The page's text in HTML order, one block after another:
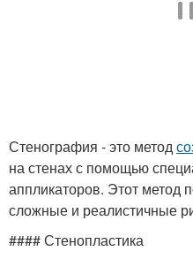
Стенография - это метод
на стенах с помощью
аппликаторов. Этот метод
сложные и реалистичные
#### Стенопластика